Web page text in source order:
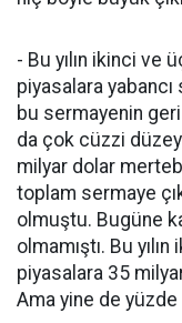
- Bu yılın ikinci ve
piyasalara
bu sermayenin
da çok cüzzi
milyar dolar
toplam sermaye
olmuştu. Bugüne
olmamıştı. Bu
piyasalara 35
Ama yine de